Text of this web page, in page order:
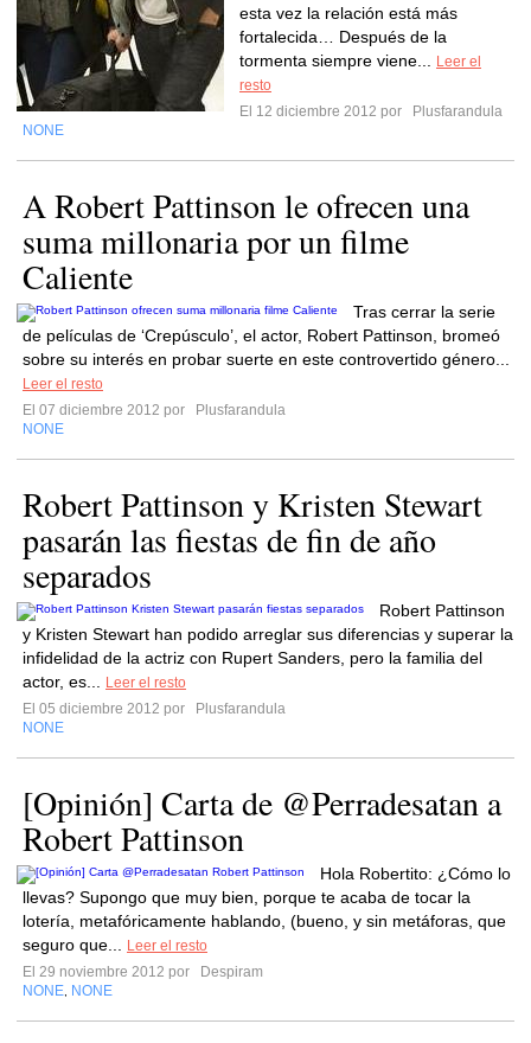
esta vez la relación está más
fortalecida… Después de la
tormenta siempre viene...
Leer el
resto
El 12 diciembre 2012 por
Plusfarandula
NONE
A Robert Pattinson le ofrecen una
suma millonaria por un filme
Caliente
Tras cerrar la serie
de películas de ‘Crepúsculo’, el actor, Robert Pattinson, bromeó
sobre su interés en probar suerte en este controvertido género...
Leer el resto
El 07 diciembre 2012 por
Plusfarandula
NONE
Robert Pattinson y Kristen Stewart
pasarán las fiestas de fin de año
separados
Robert Pattinson
y Kristen Stewart han podido arreglar sus diferencias y superar la
infidelidad de la actriz con Rupert Sanders, pero la familia del
actor, es...
Leer el resto
El 05 diciembre 2012 por
Plusfarandula
NONE
[Opinión] Carta de @Perradesatan a
Robert Pattinson
Hola Robertito: ¿Cómo lo
llevas? Supongo que muy bien, porque te acaba de tocar la
lotería, metafóricamente hablando, (bueno, y sin metáforas, que
seguro que...
Leer el resto
El 29 noviembre 2012 por
Despiram
NONE NONE